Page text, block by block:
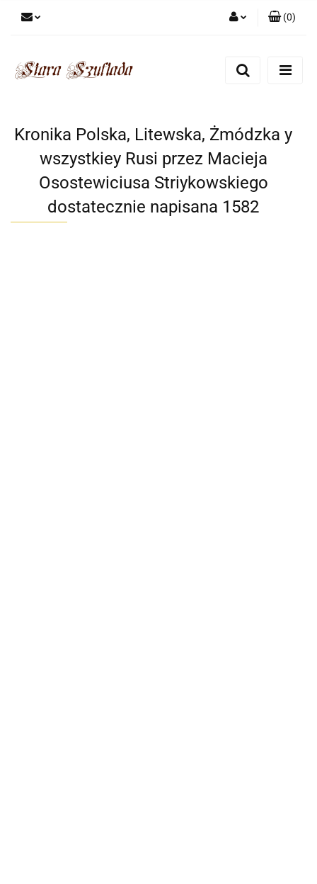
Zarejestruj się
(0)
Kronika Polska, Litewska, Żmódzka y
wszystkiey Rusi przez Macieja
Osostewiciusa Striykowskiego
dostatecznie napisana 1582